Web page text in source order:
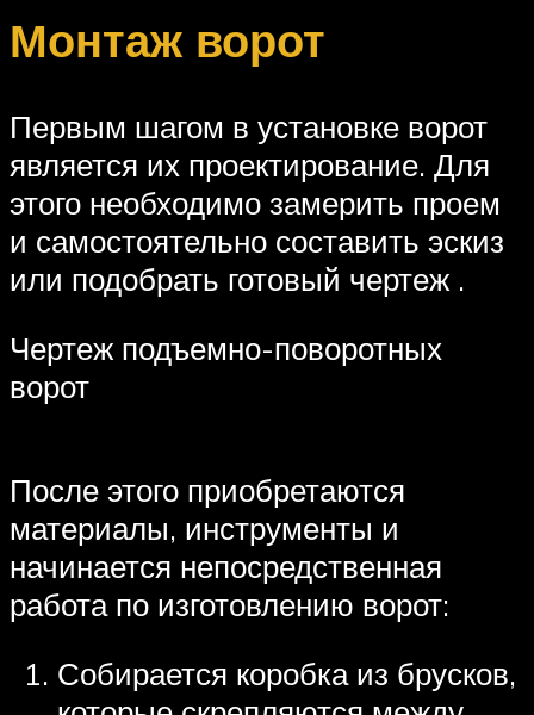
Монтаж ворот
Первым шагом в установке ворот
является их проектирование. Для
этого необходимо замерить проем
и самостоятельно составить эскиз
или подобрать готовый чертеж .
Чертеж подъемно-поворотных
ворот
После этого приобретаются
материалы, инструменты и
начинается непосредственная
работа по изготовлению ворот:
Собирается коробка из брусков,